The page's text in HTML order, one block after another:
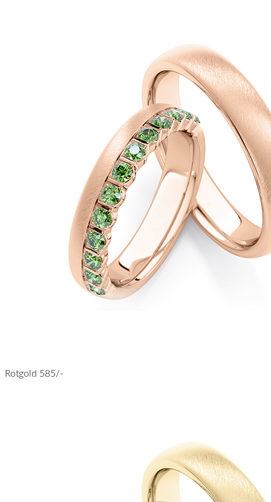
Rotgold 585/-